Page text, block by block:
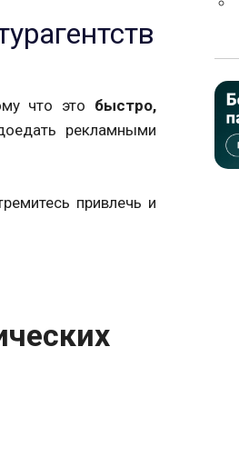
что это быстро,
рекламными
привлечь и